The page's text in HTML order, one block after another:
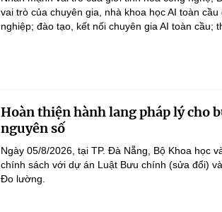
vai trò của chuyên gia, nhà khoa học AI toàn
nghiệp; đào tạo, kết nối chuyên gia AI toàn cầu;
Hoàn thiện hành lang pháp lý cho
nguyên số
Ngày 05/8/2026, tại TP. Đà Nẵng, Bộ Khoa học
chính sách với dự án Luật Bưu chính (sửa đổi)
Đo lường.